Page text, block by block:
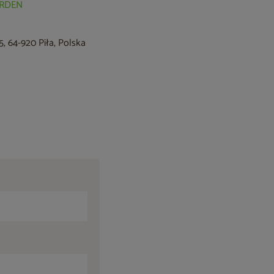
64-920 Piła, Polska